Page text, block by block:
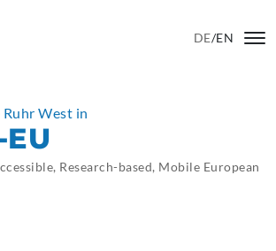
DE/EN
West in
Research-based, Mobile European